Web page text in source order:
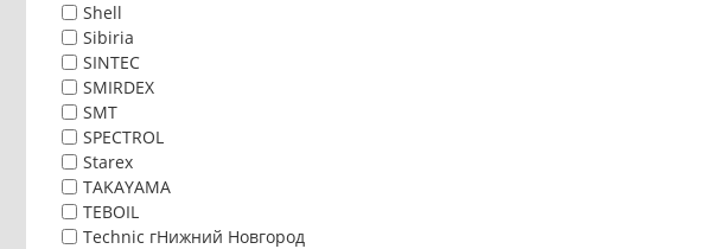
Shell
Sibiria
SINTEC
SMIRDEX
SMT
SPECTROL
Starex
TAKAYAMA
TEBOIL
Technic гНижний Новгород